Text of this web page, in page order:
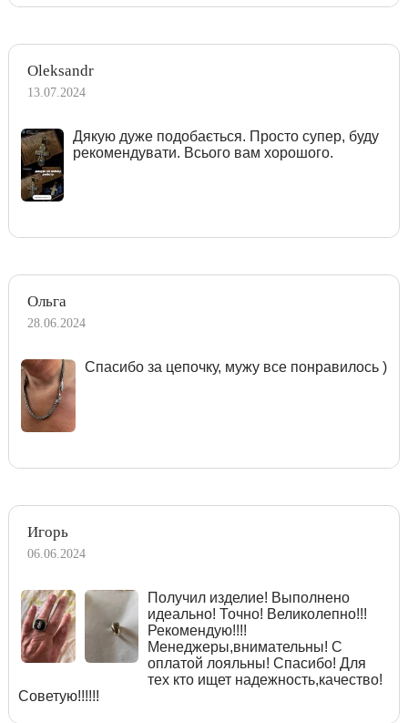
Oleksandr
13.07.2024
Дякую дуже подобається. Просто супер, буду
рекомендувати. Всього вам хорошого.
Ольга
28.06.2024
Спасибо за цепочку, мужу все понравилось )
Игорь
06.06.2024
Получил изделие! Выполнено
идеально! Точно! Великолепно!!!
Рекомендую!!!!
Менеджеры,внимательны! С
оплатой лояльны! Спасибо! Для
тех кто ищет надежность,качество!
Советую!!!!!!